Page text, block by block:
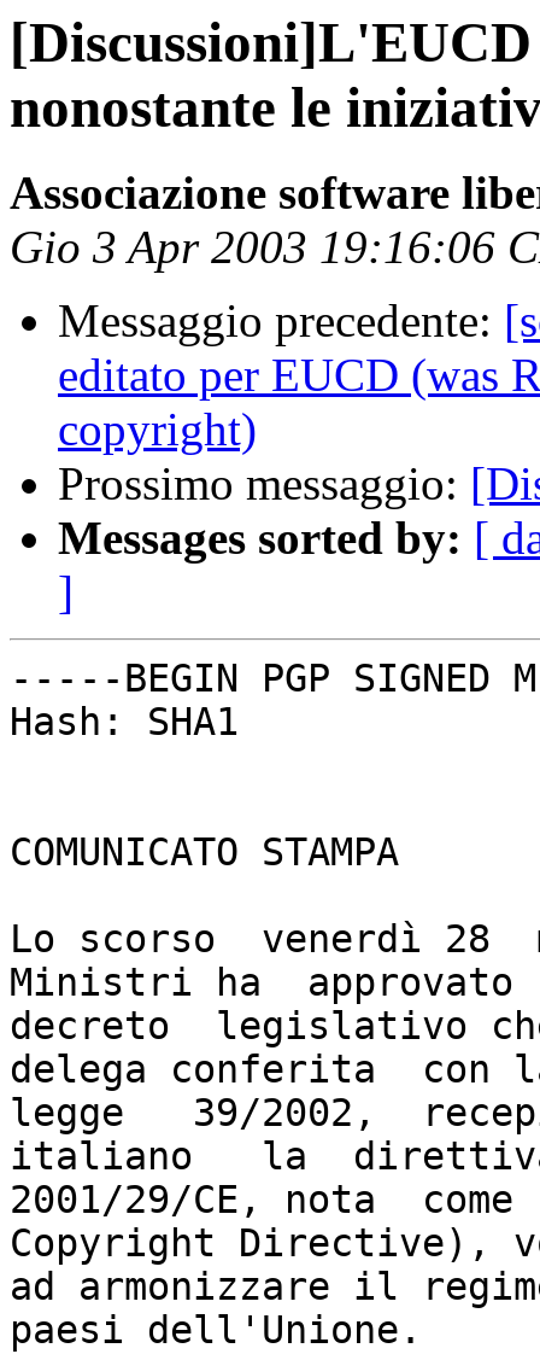
nonostante le
Associazione software
Gio 3 Apr 2003 19:16:06
Messaggio precedente:
editato per EUCD (was
copyright)
Prossimo messaggio:
Messages sorted by: [
]
-----BEGIN PGP SIGNED
Hash: SHA1
COMUNICATO STAMPA
Lo scorso  venerdì 28
Ministri ha  approvato
decreto  legislativo
delega conferita  con
legge   39/2002,
italiano   la
2001/29/CE, nota  come
Copyright Directive),
ad armonizzare il
paesi dell'Unione.